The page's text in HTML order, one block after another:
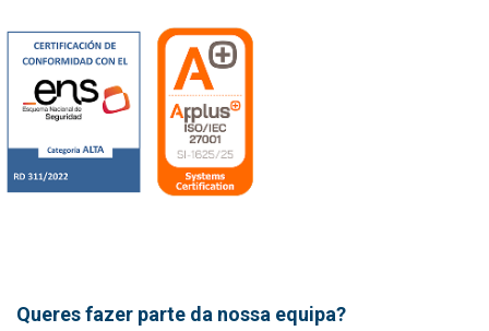
Queres fazer parte da nossa equipa?